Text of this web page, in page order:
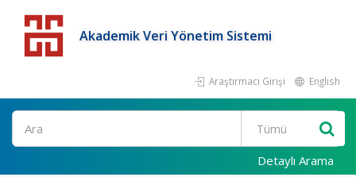
Akademik Veri Yönetim Sistemi
Araştırmacı Girişi English
Detaylı Arama